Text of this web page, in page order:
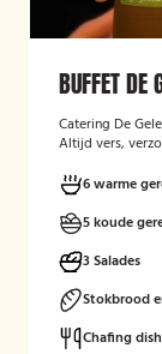
BUFFET DE
Catering De
Altijd vers,
6 warme
5 koude
3 Salades
Stokbrood
Chafing